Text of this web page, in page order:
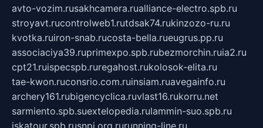
avto-vozim.rusakhcamera.rualliance-electro.spb.ru
stroyavt.rucontrolweb1.rutdsak74.rukinzozo-ru.ru
kvotka.ruiron-snab.rucosta-bella.rueugrus.pp.ru
associaciya39.ruprimexpo.spb.rubezmorchin.ruia2.ru
cpt21.ruispecspb.ruregahost.rukolosok-elita.ru
tae-kwon.ruconsrio.com.ruinsiam.ruavegainfo.ru
archery161.rubigencyclica.ruvlast16.rukorru.net
sarmiento.spb.suextelopedia.rulammin-suo.spb.ru
iskatour.spb.rusnpi.org.rurunning-line.ru